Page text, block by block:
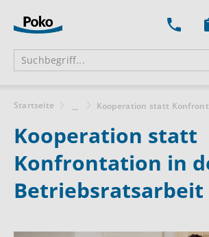
Startseite ...
Kooperation statt
Konfrontation in
Betriebsratsarbeit